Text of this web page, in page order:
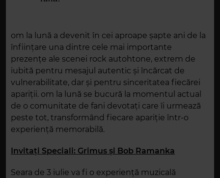
om la lună a devenit în cei aproape șapte ani de la
înființare una dintre cele mai importante
prezențe ale scenei rock autohtone, extrem de
iubită pentru mesajul autentic și încărcat de
vulnerabilitate, dar și pentru sinceritatea fiecărei
apariții. om la lună se bucură la momentul actual
de o comunitate de fani devotați care îi urmează
peste tot, transformând fiecare apariție într-o
experiență memorabilă.
Invitați Speciali: Grimus și Bob Ramanka
Seara de 3 iulie va fi o experiență muzicală